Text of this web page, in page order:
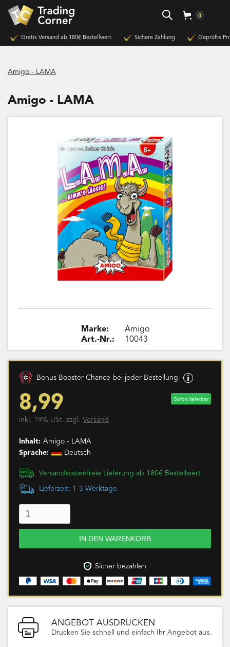
0
Gratis Versand ab 180€ Bestellwert Sichere Zahlung Geprüfte
Amigo - LAMA
Amigo - LAMA
Marke:
Art.-Nr.:
Amigo
10043
Bonus Booster Chance bei jeder Bestellung
8,99 Sofort lieferbar
inkl. 19% USt. zzgl. Versand
Inhalt: Amigo - LAMA
Sprache:
Deutsch
Versandkostenfreie Lieferung ab 180€ Bestellwert
Lieferzeit: 1-3 Werktage
Sicher bezahlen
ANGEBOT AUSDRUCKEN
Drucken Sie schnell und einfach Ihr Angebot aus.